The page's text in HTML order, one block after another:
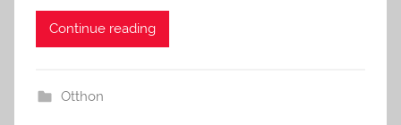
Continue reading
Otthon